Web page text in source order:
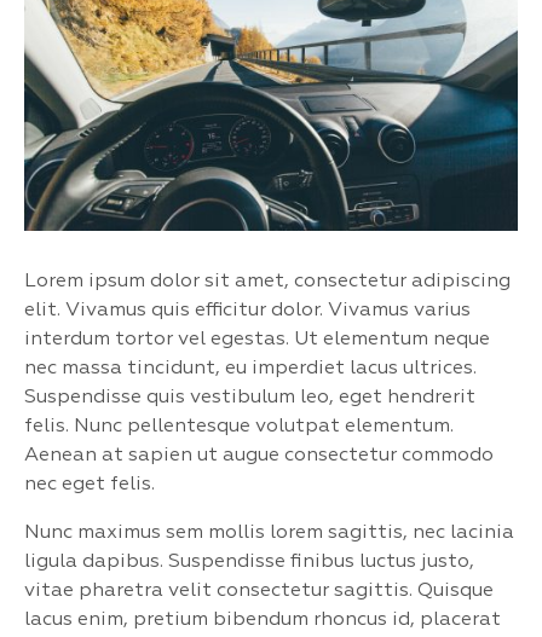
Lorem ipsum dolor sit amet, consectetur adipiscing
elit. Vivamus quis efficitur dolor. Vivamus varius
interdum tortor vel egestas. Ut elementum neque
nec massa tincidunt, eu imperdiet lacus ultrices.
Suspendisse quis vestibulum leo, eget hendrerit
felis. Nunc pellentesque volutpat elementum.
Aenean at sapien ut augue consectetur commodo
nec eget felis.
Nunc maximus sem mollis lorem sagittis, nec lacinia
ligula dapibus. Suspendisse finibus luctus justo,
vitae pharetra velit consectetur sagittis. Quisque
lacus enim, pretium bibendum rhoncus id, placerat